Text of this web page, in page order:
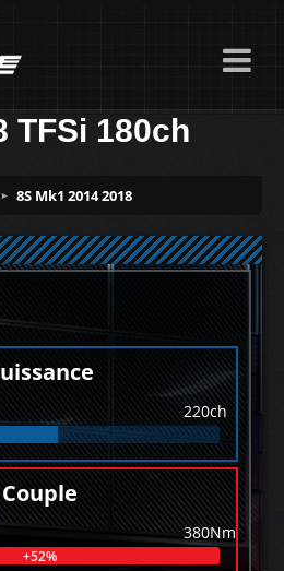
TFSi 180ch
8S Mk1 2014 2018
220ch
Couple
380Nm
+52%